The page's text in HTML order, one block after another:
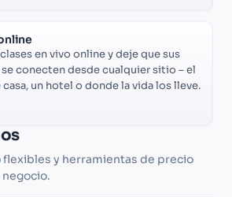
en vivo online y deje que sus
conecten desde cualquier sitio – el
casa, un hotel o donde la vida los lleve.
flexibles y herramientas de precio